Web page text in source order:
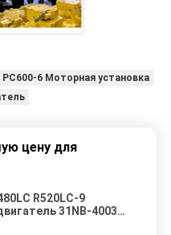
PC600-6 Моторная установка
цену для
R520LC-9
31NB-40030